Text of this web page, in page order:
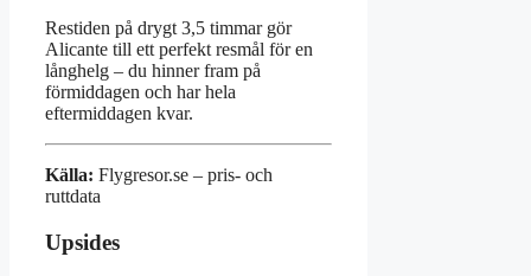
Restiden på drygt 3,5 timmar gör
Alicante till ett perfekt resmål för en
långhelg – du hinner fram på
förmiddagen och har hela
eftermiddagen kvar.
Källa: Flygresor.se – pris- och
ruttdata
Upsides